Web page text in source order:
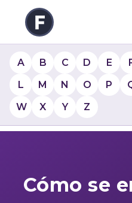
A B C D E
L
M N O P
W
X Y Z
Cómo se